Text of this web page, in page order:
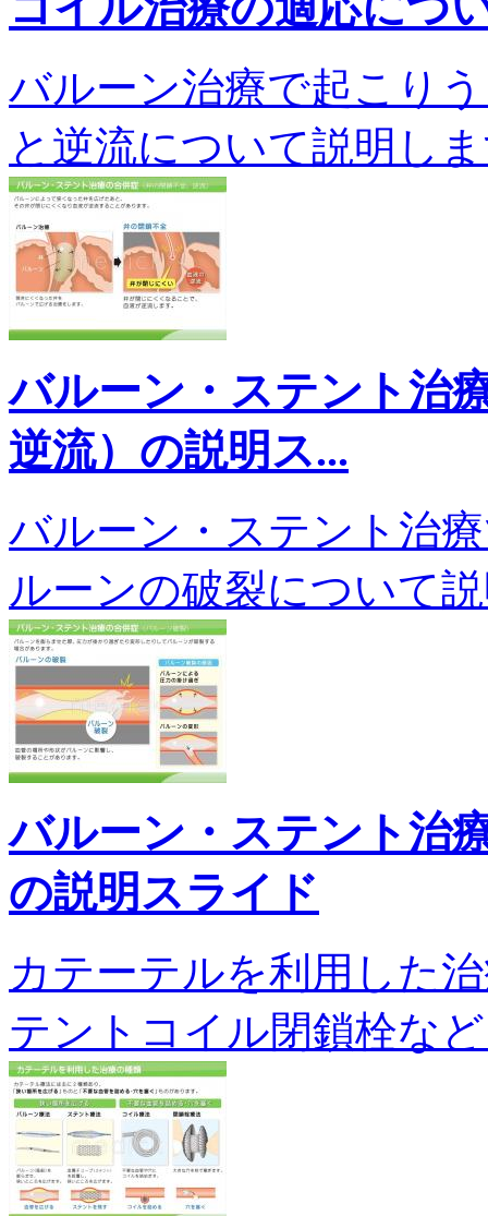
バルーン治療で起こり
と逆流について説明し
バルーン・ステント治
逆流）の説明ス...
バルーン・ステント治
ルーンの破裂について
バルーン・ステント治
の説明スライド
カテーテルを利用した
テントコイル閉鎖栓な